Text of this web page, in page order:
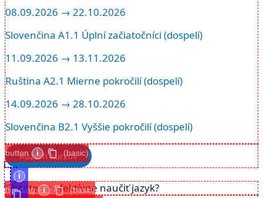
08.09.2026 → 22.10.2026
Slovenčina A1.1 Úplní začiatočníci (dospelí)
11.09.2026 → 13.11.2026
Ruština A2.1 Mierne pokročilí (dospelí)
14.09.2026 → 28.10.2026
Slovenčina B2.1 Vyššie pokročilí (dospelí)
Rozvrh kurzov
button i (basic)
Chcete sa efektívne naučiť jazyk?
heading i (basic)
i